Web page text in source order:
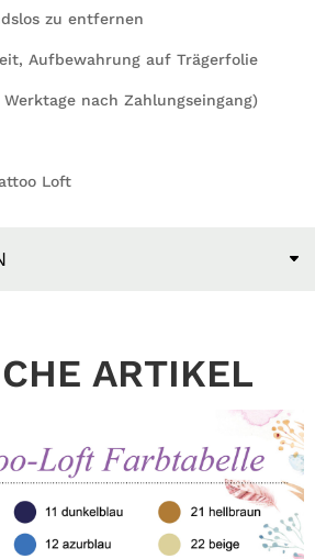
zu entfernen
Aufbewahrung auf Trägerfolie
nach Zahlungseingang)
Loft
ARTIKEL